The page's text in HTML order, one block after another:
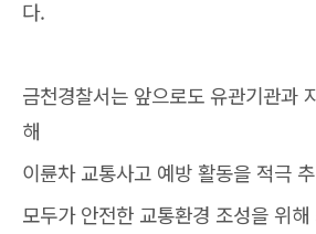
다.
금천경찰서는 앞으로도 유관기관과
해
이륜차 교통사고 예방 활동을 적극
모두가 안전한 교통환경 조성을 위